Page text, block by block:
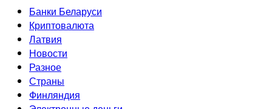
Банки Беларуси
Криптовалюта
Латвия
Новости
Разное
Страны
Финляндия